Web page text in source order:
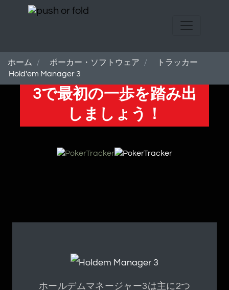
ホールデムマネージャー
3で最初の一歩を踏み出
しましょう！
ホールデムマネージャー3は主に2つ
ホーム ポーカー・ソフトウェア
トラッカー
Hold'em Manager 3